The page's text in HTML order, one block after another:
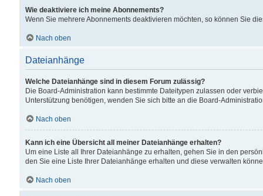
Wie deaktiviere ich meine Abonnements?
Wenn Sie mehrere Abonnements deaktivieren möchten, so können Sie
Nach oben
Dateianhänge
Welche Dateianhänge sind in diesem Forum zulässig?
Die Board-Administration kann bestimmte Dateitypen zulassen oder
Unterstützung benötigen, wenden Sie sich bitte an die Board-
Nach oben
Kann ich eine Übersicht all meiner Dateianhänge erhalten?
Um eine Liste all Ihrer Dateianhänge zu erhalten, gehen Sie in den
den Sie eine Liste Ihrer Dateianhänge erhalten und diese verwalten
Nach oben